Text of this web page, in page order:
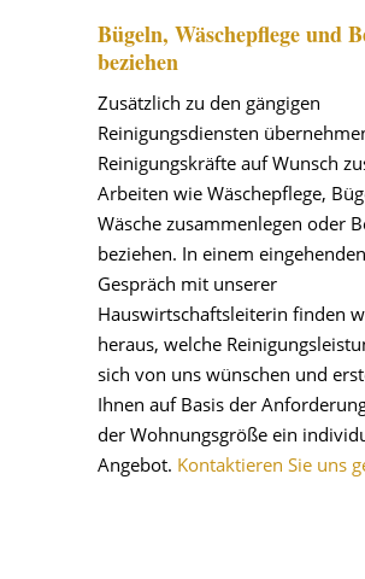
Bügeln, Wäschepflege und
beziehen
Zusätzlich zu den gängigen
Reinigungsdiensten
Reinigungskräfte auf Wunsch
Arbeiten wie Wäschepflege,
Wäsche zusammenlegen oder
beziehen. In einem eingehenden
Gespräch mit unserer
Hauswirtschaftsleiterin finden
heraus, welche
sich von uns wünschen und
Ihnen auf Basis der
der Wohnungsgröße ein
Angebot. Kontaktieren Sie uns